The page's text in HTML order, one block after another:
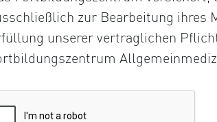
zur Bearbeitung ihres
unserer vertraglichen